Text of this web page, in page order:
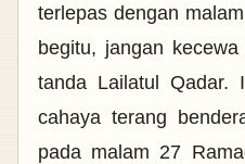
terlepas dengan
begitu, jangan
tanda Lailatul Qadar.
cahaya terang
pada malam 27